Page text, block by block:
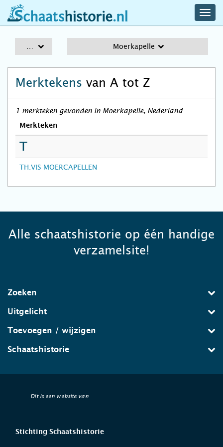
schaatshistorie.nl
Moerkapelle
Merktekens van A tot Z
1 merkteken gevonden in Moerkapelle, Nederland
Merkteken
T
TH.VIS MOERCAPELLEN
Alle schaatshistorie op één handige
verzamelsite!
Zoeken
Uitgelicht
Toevoegen / wijzigen
Schaatshistorie
Dit is een website van
Stichting Schaatshistorie